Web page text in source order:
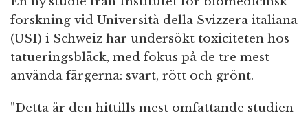
forskning vid Università della Svizzera italiana
(USI) i Schweiz har undersökt toxiciteten hos
tatueringsbläck, med fokus på de tre mest
använda färgerna: svart, rött och grönt.
”Detta är den hittills mest omfattande studien